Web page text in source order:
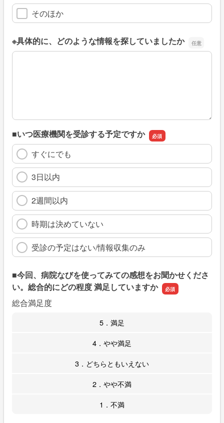
そのほか
※具体的に、どのような情報を探していましたか
※具体的に、どのような情報を探していましたか
■いつ医療機関を受診する予定ですか
すぐにでも
3日以内
2週間以内
時期は決めていない
受診の予定はない/情報収集のみ
■今回、病院なびを使ってみての感想をお聞かせくださ
い。総合的にどの程度 満足していますか
総合満足度
5．満足
4．やや満足
3．どちらともいえない
2．やや不満
1．不満